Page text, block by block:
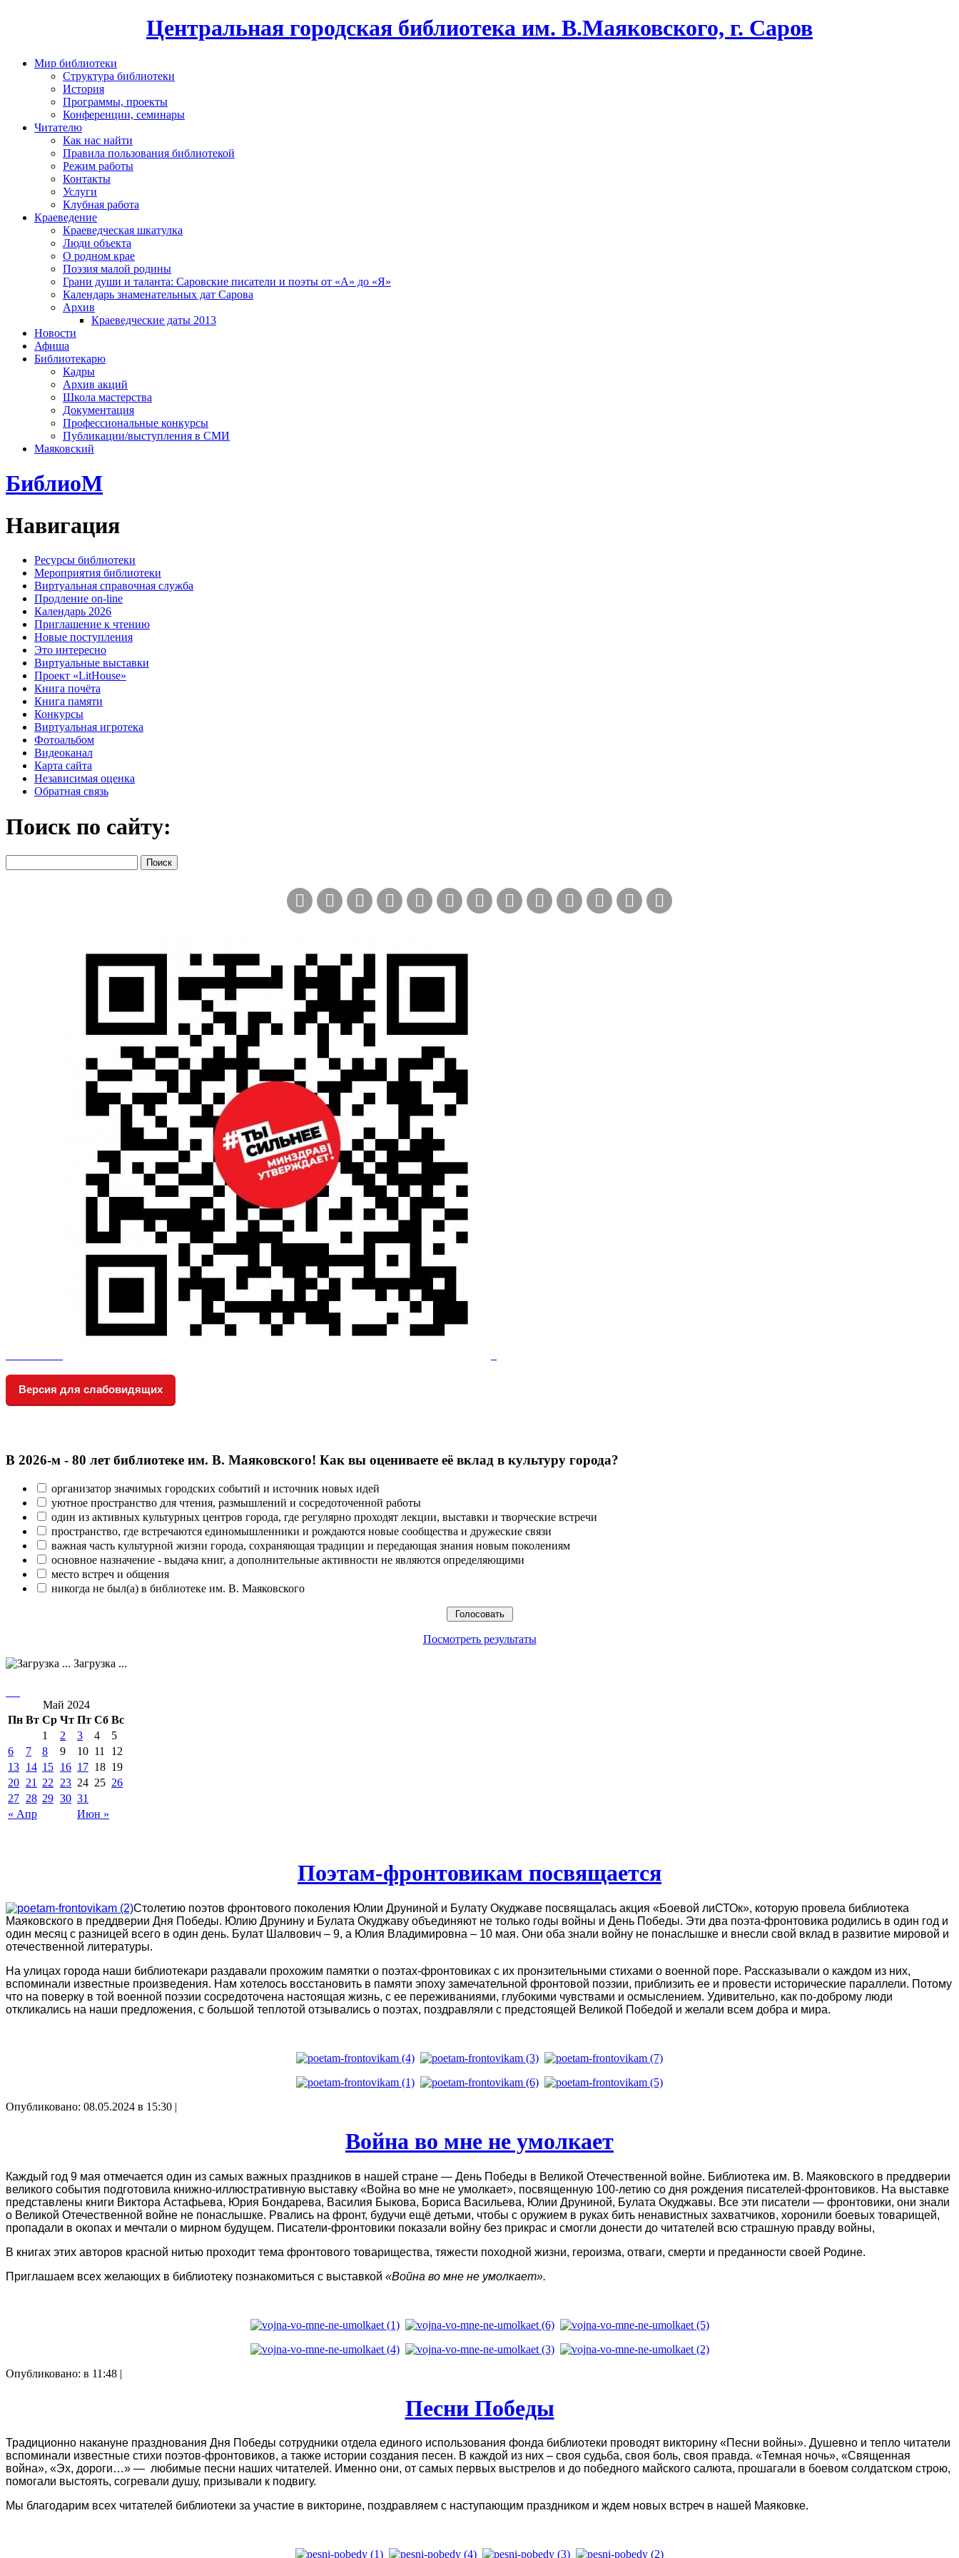
Центральная городская библиотека им. В.Маяковского, г. Саров
Мир библиотеки
Структура библиотеки
История
Программы, проекты
Конференции, семинары
Читателю
Как нас найти
Правила пользования библиотекой
Режим работы
Контакты
Услуги
Клубная работа
Краеведение
Краеведческая шкатулка
Люди объекта
О родном крае
Поэзия малой родины
Грани души и таланта: Саровские писатели и поэты от «А» до «Я»
Календарь знаменательных дат Сарова
Архив
Краеведческие даты 2013
Новости
Афиша
Библиотекарю
Кадры
Архив акций
Школа мастерства
Документация
Профессиональные конкурсы
Публикации/выступления в СМИ
Маяковский
БиблиоМ
Навигация
Ресурсы библиотеки
Мероприятия библиотеки
Виртуальная справочная служба
Продление on-line
Календарь 2026
Приглашение к чтению
Новые поступления
Это интересно
Виртуальные выставки
Проект «LitHouse»
Книга почёта
Книга памяти
Конкурсы
Виртуальная игротека
Фотоальбом
Видеоканал
Карта сайта
Независимая оценка
Обратная связь
Поиск по сайту:
Версия для слабовидящих
В 2026‑м - 80 лет библиотеке им. В. Маяковского! Как вы оцениваете её вклад в культуру города?
организатор значимых городских событий и источник новых идей
уютное пространство для чтения, размышлений и сосредоточенной работы
один из активных культурных центров города, где регулярно проходят лекции, выставки и творческие встречи
пространство, где встречаются единомышленники и рождаются новые сообщества и дружеские связи
важная часть культурной жизни города, сохраняющая традиции и передающая знания новым поколениям
основное назначение - выдача книг, а дополнительные активности не являются определяющими
место встреч и общения
никогда не был(а) в библиотеке им. В. Маяковского
Посмотреть результаты
Загрузка ...
Май 2024
Пн Вт Ср Чт Пт Сб Вс
« Апр Июн »
1 2 3 4
5
6
7 8 9 10 11
12
13 14 15 16 17 18 19
20 21 22 23 24 25 26
27 28 29 30 31
Поэтам-фронтовикам посвящается
Столетию поэтов фронтового поколения Юлии Друниной и Булату Окуджаве посвящалась акция «Боевой лиСТОк», которую провела библиотека
Маяковского в преддверии Дня Победы. Юлию Друнину и Булата Окуджаву объединяют не только годы войны и День Победы. Эти два поэта-фронтовика родились в один год и
один месяц с разницей всего в один день. Булат Шалвович – 9, а Юлия Владимировна – 10 мая. Они оба знали войну не понаслышке и внесли свой вклад в развитие мировой и
отечественной литературы.
На улицах города наши библиотекари раздавали прохожим памятки о поэтах-фронтовиках с их пронзительными стихами о военной поре. Рассказывали о каждом из них,
вспоминали известные произведения. Нам хотелось восстановить в памяти эпоху замечательной фронтовой поэзии, приблизить ее и провести исторические параллели. Потому
что на поверку в той военной поэзии сосредоточена настоящая жизнь, с ее переживаниями, глубокими чувствами и осмыслением. Удивительно, как по-доброму люди
откликались на наши предложения, с большой теплотой отзывались о поэтах, поздравляли с предстоящей Великой Победой и желали всем добра и мира.
Опубликовано: 08.05.2024 в 15:30 |
Война во мне не умолкает
Каждый год 9 мая отмечается один из самых важных праздников в нашей стране — День Победы в Великой Отечественной войне. Библиотека им. В. Маяковского в преддверии
великого события подготовила книжно-иллюстративную выставку «Война во мне не умолкает», посвященную 100-летию со дня рождения писателей-фронтовиков. На выставке
представлены книги Виктора Астафьева, Юрия Бондарева, Василия Быкова, Бориса Васильева, Юлии Друниной, Булата Окуджавы. Все эти писатели — фронтовики, они знали
о Великой Отечественной войне не понаслышке. Рвались на фронт, будучи ещё детьми, чтобы с оружием в руках бить ненавистных захватчиков, хоронили боевых товарищей,
пропадали в окопах и мечтали о мирном будущем. Писатели-фронтовики показали войну без прикрас и смогли донести до читателей всю страшную правду войны,
В книгах этих авторов красной нитью проходит тема фронтового товарищества, тяжести походной жизни, героизма, отваги, смерти и преданности своей Родине.
Приглашаем всех желающих в библиотеку познакомиться с выставкой «Война во мне не умолкает».
Опубликовано: в 11:48 |
Песни Победы
Традиционно накануне празднования Дня Победы сотрудники отдела единого использования фонда библиотеки проводят викторину «Песни войны». Душевно и тепло читатели
вспоминали известные стихи поэтов-фронтовиков, а также истории создания песен. В каждой из них – своя судьба, своя боль, своя правда. «Темная ночь», «Священная
война», «Эх, дороги…» — любимые песни наших читателей. Именно они, от самых первых выстрелов и до победного майского салюта, прошагали в боевом солдатском строю,
помогали выстоять, согревали душу, призывали к подвигу.
Мы благодарим всех читателей библиотеки за участие в викторине, поздравляем с наступающим праздником и ждем новых встреч в нашей Маяковке.